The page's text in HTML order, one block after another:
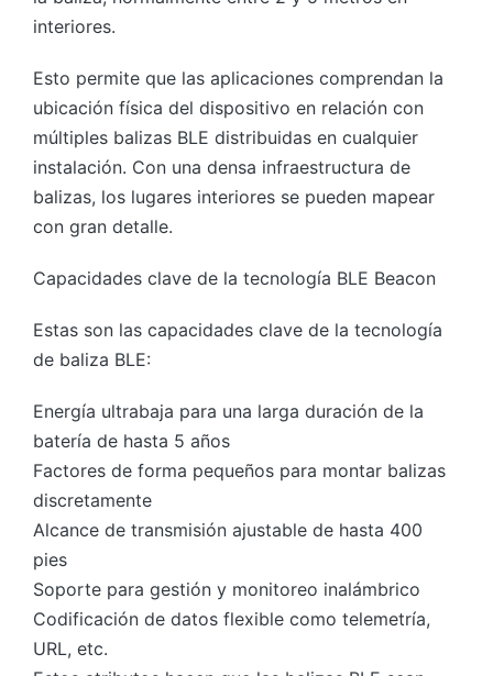
interiores.
Esto permite que las aplicaciones comprendan la
ubicación física del dispositivo en relación con
múltiples balizas BLE distribuidas en cualquier
instalación. Con una densa infraestructura de
balizas, los lugares interiores se pueden mapear
con gran detalle.
Capacidades clave de la tecnología BLE Beacon
Estas son las capacidades clave de la tecnología
de baliza BLE:
Energía ultrabaja para una larga duración de la
batería de hasta 5 años
Factores de forma pequeños para montar balizas
discretamente
Alcance de transmisión ajustable de hasta 400
pies
Soporte para gestión y monitoreo inalámbrico
Codificación de datos flexible como telemetría,
URL, etc.